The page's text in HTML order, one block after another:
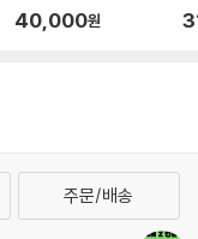
40,000원
주문/배송